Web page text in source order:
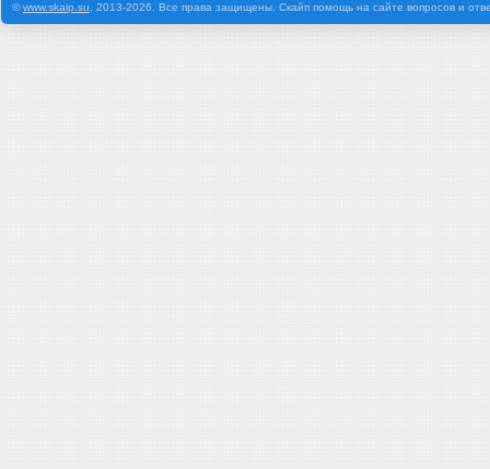
©www.skaip.su , 2013-2026. Все права защищены. Скайп помощь на сайте вопросов и